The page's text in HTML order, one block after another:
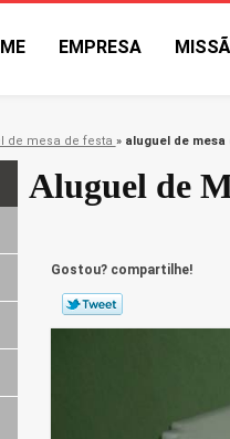
EMPRESA
de mesa de festa » aluguel de
Aluguel de
Gostou? compartilhe!